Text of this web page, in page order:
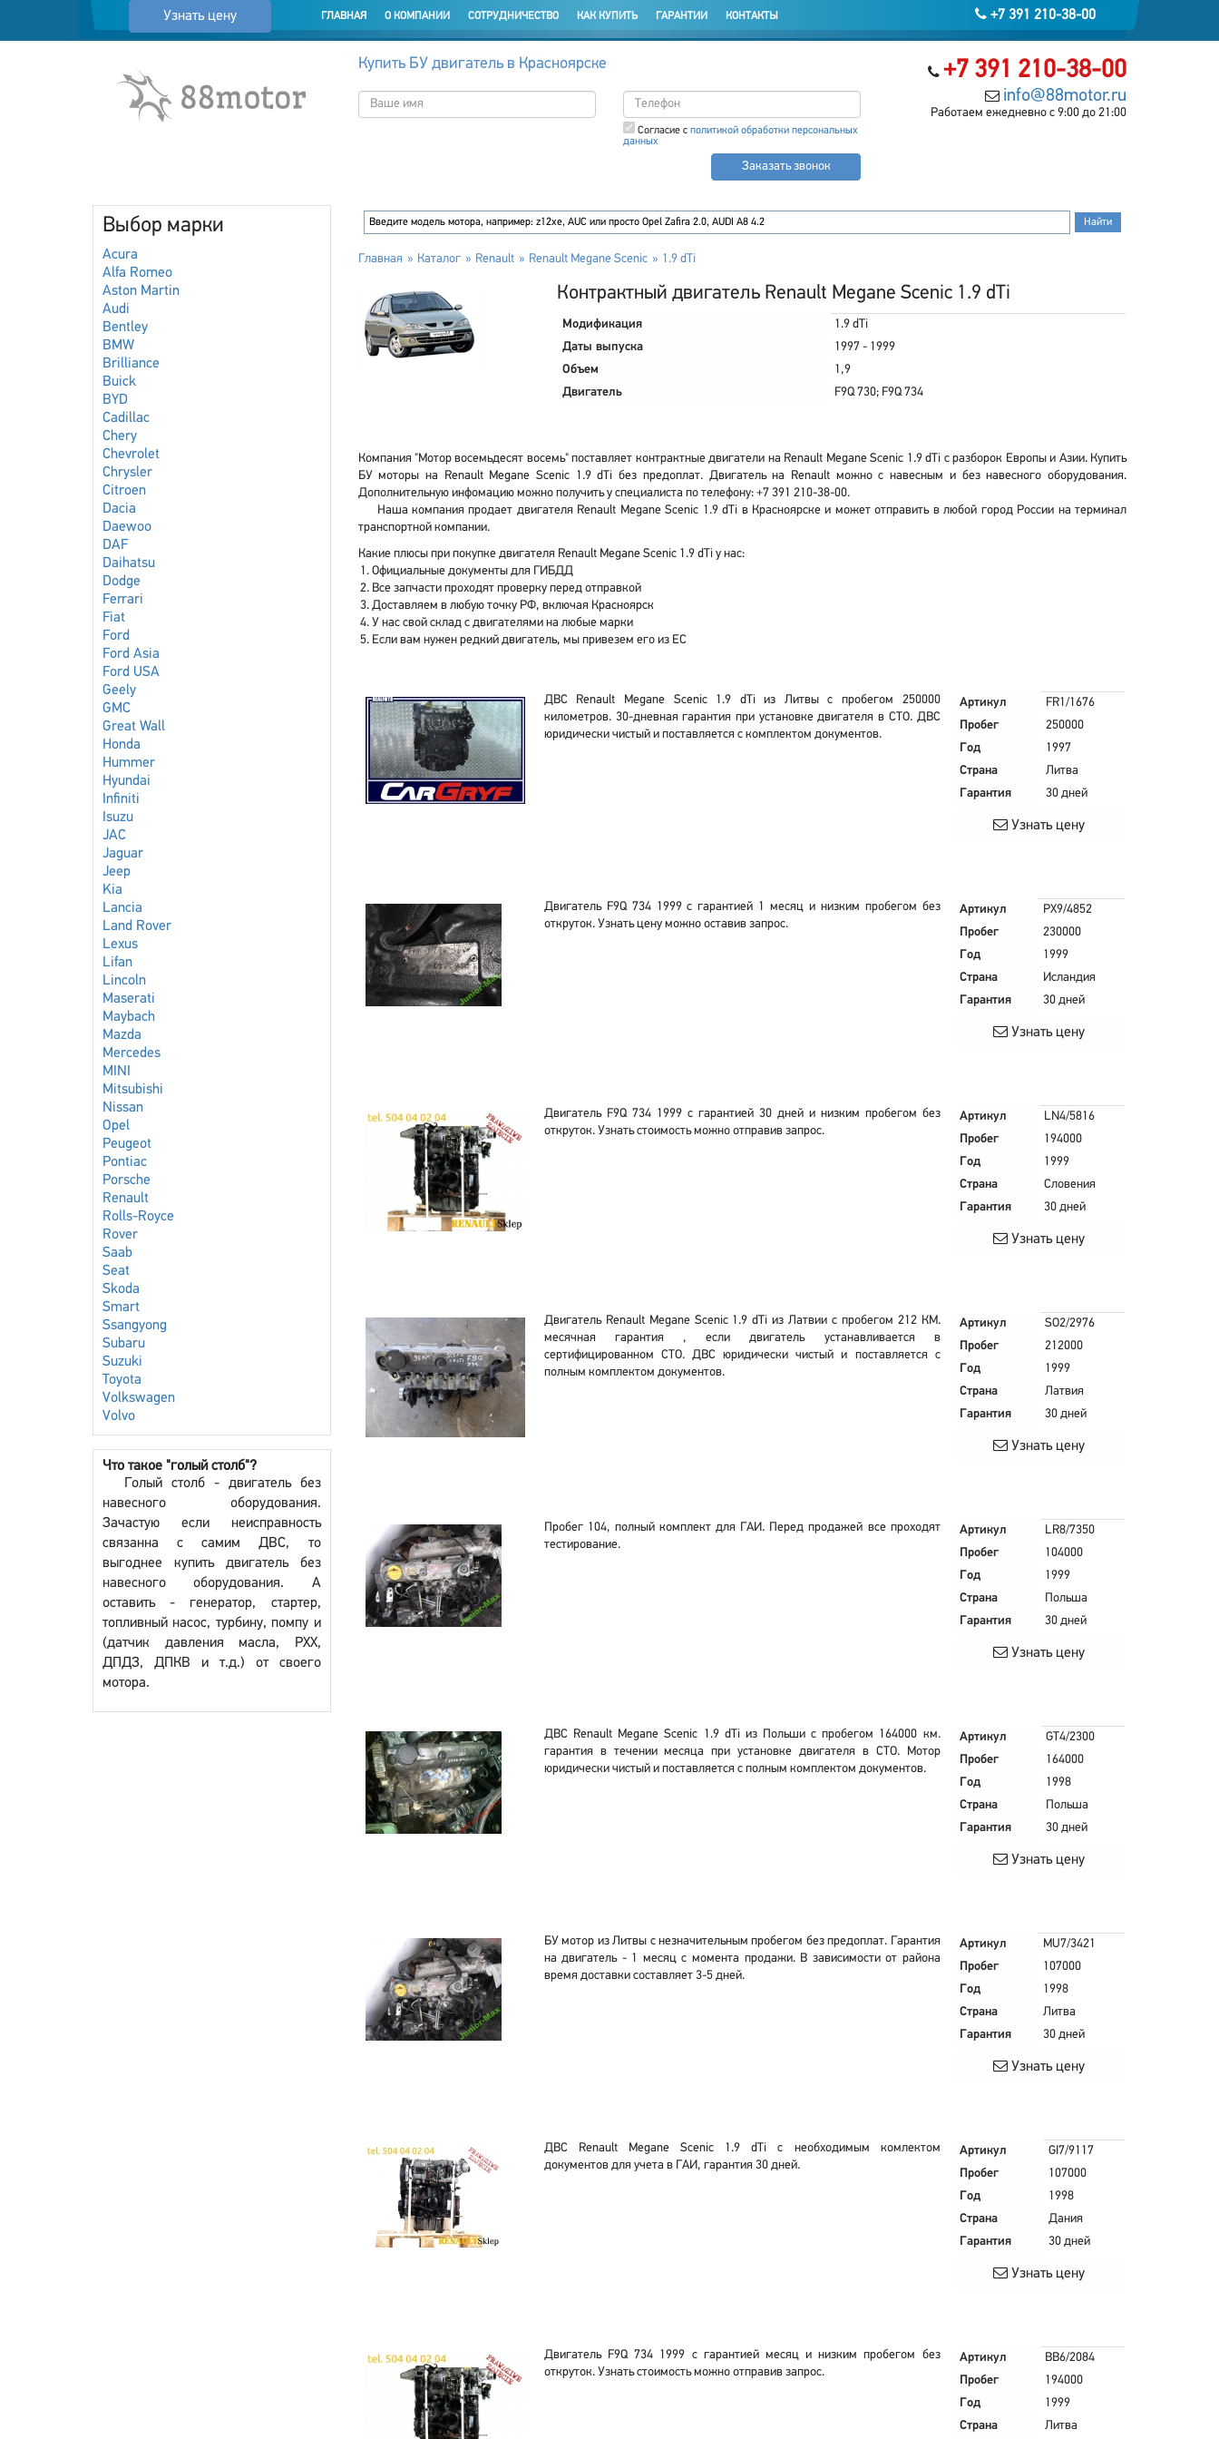
Узнать цену +7 391 210-38-00
ГЛАВНАЯ О КОМПАНИИ СОТРУДНИЧЕСТВО КАК КУПИТЬ ГАРАНТИИ КОНТАКТЫ
+7 391 210-38-00
info@88motor.ru
Работаем ежедневно с 9:00 до 21:00
Купить БУ двигатель в Красноярске
Согласие с политикой обработки персональных
данных
Заказать звонок
Выбор марки
Acura
Alfa Romeo
Aston Martin
Audi
Bentley
BMW
Brilliance
Buick
BYD
Cadillac
Chery
Chevrolet
Chrysler
Citroen
Dacia
Daewoo
DAF
Daihatsu
Dodge
Ferrari
Fiat
Ford
Ford Asia
Ford USA
Geely
GMC
Great Wall
Honda
Hummer
Hyundai
Infiniti
Isuzu
JAC
Jaguar
Jeep
Kia
Lancia
Land Rover
Lexus
Lifan
Lincoln
Maserati
Maybach
Mazda
Mercedes
MINI
Mitsubishi
Nissan
Opel
Peugeot
Pontiac
Porsche
Renault
Rolls-Royce
Rover
Saab
Seat
Skoda
Smart
Ssangyong
Subaru
Suzuki
Toyota
Volkswagen
Volvo
Что такое "голый столб"?
Голый столб - двигатель без
навесного оборудования.
Зачастую если неисправность
связанна с самим ДВС, то
выгоднее купить двигатель без
навесного оборудования. А
оставить - генератор, стартер,
топливный насос, турбину, помпу и
(датчик давления масла, РХХ,
ДПДЗ, ДПКВ и т.д.) от своего
мотора.
Главная Каталог Renault Renault Megane Scenic 1.9 dTi
Контрактный двигатель Renault Megane Scenic 1.9 dTi
Модификация
1.9 dTi
Даты выпуска
1997 - 1999
Объем
1,9
Двигатель
F9Q 730; F9Q 734
Компания "Мотор восемьдесят восемь" поставляет контрактные двигатели на Renault Megane Scenic 1.9 dTi с разборок Европы и Азии. Купить
БУ моторы на Renault Megane Scenic 1.9 dTi без предоплат. Двигатель на Renault можно с навесным и без навесного оборудования.
Дополнительную инфомацию можно получить у специалиста по телефону: +7 391 210-38-00.
Наша компания продает двигателя Renault Megane Scenic 1.9 dTi в Красноярске и может отправить в любой город России на терминал
транспортной компании.
Какие плюсы при покупке двигателя Renault Megane Scenic 1.9 dTi у нас:
Официальные документы для ГИБДД
Все запчасти проходят проверку перед отправкой
Доставляем в любую точку РФ, включая Красноярск
У нас свой склад с двигателями на любые марки
Если вам нужен редкий двигатель, мы привезем его из ЕС
ДВС Renault Megane Scenic 1.9 dTi из Литвы с пробегом 250000
километров. 30-дневная гарантия при установке двигателя в СТО. ДВС
юридически чистый и поставляется с комплектом документов.
Артикул
FR1/1676
Пробег
250000
Год
1997
Страна
Литва
Гарантия
30 дней
Узнать цену
Двигатель F9Q 734 1999 с гарантией 1 месяц и низким пробегом без
откруток. Узнать цену можно оставив запрос.
Артикул
PX9/4852
Пробег
230000
Год
1999
Страна
Исландия
Гарантия
30 дней
Узнать цену
Двигатель F9Q 734 1999 с гарантией 30 дней и низким пробегом без
откруток. Узнать стоимость можно отправив запрос.
Артикул
LN4/5816
Пробег
194000
Год
1999
Страна
Словения
Гарантия
30 дней
Узнать цену
Двигатель Renault Megane Scenic 1.9 dTi из Латвии с пробегом 212 КМ.
месячная гарантия , если двигатель устанавливается в
сертифицированном СТО. ДВС юридически чистый и поставляется с
полным комплектом документов.
Артикул
SO2/2976
Пробег
212000
Год
1999
Страна
Латвия
Гарантия
30 дней
Узнать цену
Пробег 104, полный комплект для ГАИ. Перед продажей все проходят
тестирование.
Артикул
LR8/7350
Пробег
104000
Год
1999
Страна
Польша
Гарантия
30 дней
Узнать цену
ДВС Renault Megane Scenic 1.9 dTi из Польши с пробегом 164000 км.
гарантия в течении месяца при установке двигателя в СТО. Мотор
юридически чистый и поставляется с полным комплектом документов.
Артикул
GT4/2300
Пробег
164000
Год
1998
Страна
Польша
Гарантия
30 дней
Узнать цену
БУ мотор из Литвы с незначительным пробегом без предоплат. Гарантия
на двигатель - 1 месяц с момента продажи. В зависимости от района
время доставки составляет 3-5 дней.
Артикул
MU7/3421
Пробег
107000
Год
1998
Страна
Литва
Гарантия
30 дней
Узнать цену
ДВС Renault Megane Scenic 1.9 dTi с необходимым комлектом
документов для учета в ГАИ, гарантия 30 дней.
Артикул
GI7/9117
Пробег
107000
Год
1998
Страна
Дания
Гарантия
30 дней
Узнать цену
Двигатель F9Q 734 1999 с гарантией месяц и низким пробегом без
откруток. Узнать стоимость можно отправив запрос.
Артикул
BB6/2084
Пробег
194000
Год
1999
Страна
Литва